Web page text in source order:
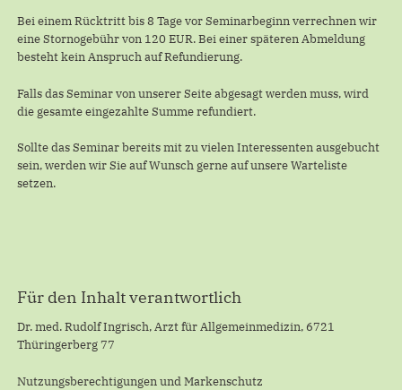
Bei einem Rücktritt bis 8 Tage vor Seminarbeginn verrechnen wir
eine Stornogebühr von 120 EUR. Bei einer späteren Abmeldung
besteht kein Anspruch auf Refundierung.
Falls das Seminar von unserer Seite abgesagt werden muss, wird
die gesamte eingezahlte Summe refundiert.
Sollte das Seminar bereits mit zu vielen Interessenten ausgebucht
sein, werden wir Sie auf Wunsch gerne auf unsere Warteliste
setzen.
Für den Inhalt verantwortlich
Dr. med. Rudolf Ingrisch, Arzt für Allgemeinmedizin, 6721
Thüringerberg 77
Nutzungsberechtigungen und Markenschutz